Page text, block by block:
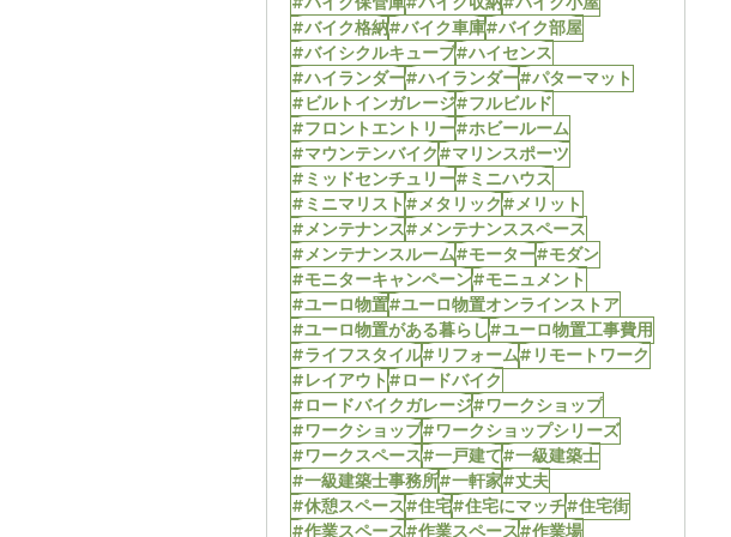
#バイク格納#バイク車庫#バイク部屋
#バイシクルキューブ#ハイセンス
#ハイランダー#ハイランダー#パターマット
#ビルトインガレージ#フルビルド
#フロントエントリー#ホビールーム
#マウンテンバイク#マリンスポーツ
#ミッドセンチュリー#ミニハウス
#ミニマリスト#メタリック#メリット
#メンテナンス#メンテナンススペース
#メンテナンスルーム#モーター#モダン
#モニターキャンペーン#モニュメント
#ユーロ物置#ユーロ物置オンラインストア
#ユーロ物置がある暮らし#ユーロ物置工事費用
#ライフスタイル#リフォーム#リモートワーク
#レイアウト#ロードバイク
#ロードバイクガレージ#ワークショップ
#ワークショップ#ワークショップシリーズ
#ワークスペース#一戸建て#一級建築士
#一級建築士事務所#一軒家#丈夫
#休憩スペース#住宅#住宅にマッチ#住宅街
#作業スペース#作業スペース#作業場